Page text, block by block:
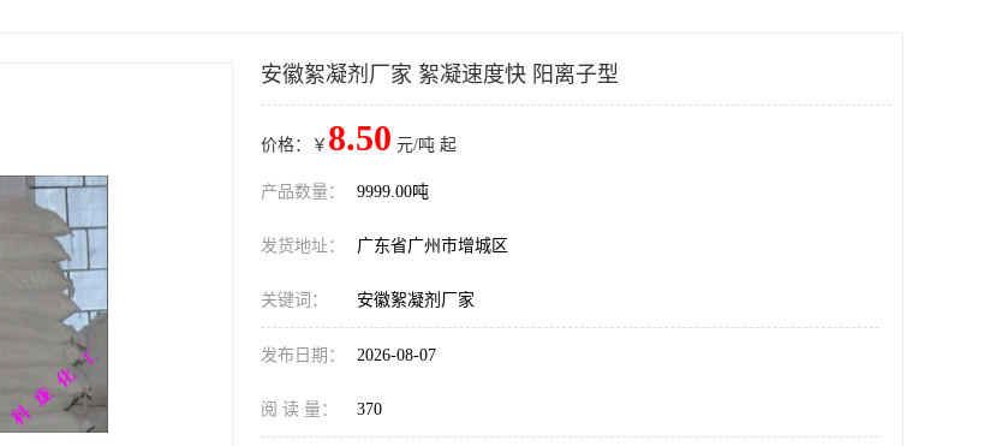
安徽絮凝剂厂家 絮凝速度快 阳离子型
价格：￥ 8.50 元/吨 起
产品数量： 9999.00吨
发货地址： 广东省广州市增城区
关键词： 安徽絮凝剂厂家
发布日期： 2026-08-07
阅 读 量： 370